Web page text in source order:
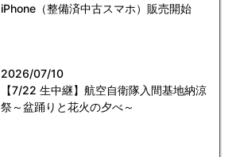
iPhone（整備済中古スマホ）販売開始
2026/07/10
【7/22 生中継】航空自衛隊入間基地納涼
祭～盆踊りと花火の夕べ～